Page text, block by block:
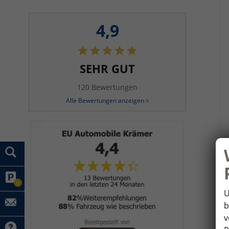
0
4,9
SEHR GUT
120 Bewertungen
Alle Bewertungen anzeigen >